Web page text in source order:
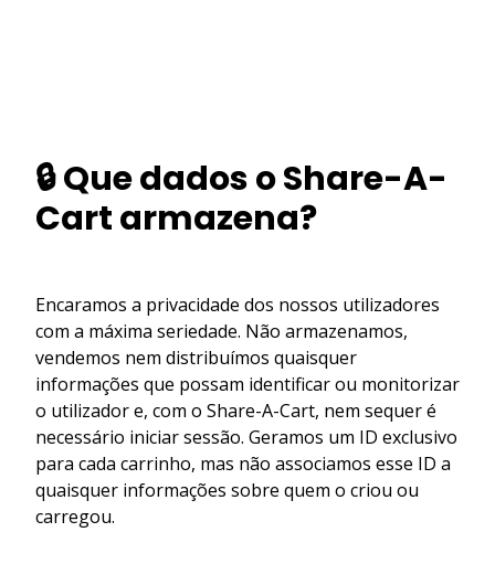
🔒 Que dados o Share-A-
Cart armazena?
Encaramos a privacidade dos nossos utilizadores
com a máxima seriedade. Não armazenamos,
vendemos nem distribuímos quaisquer
informações que possam identificar ou monitorizar
o utilizador e, com o Share-A-Cart, nem sequer é
necessário iniciar sessão. Geramos um ID exclusivo
para cada carrinho, mas não associamos esse ID a
quaisquer informações sobre quem o criou ou
carregou.